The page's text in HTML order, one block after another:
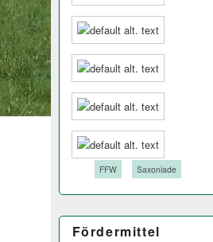
FFW Saxoniade
Fördermittel